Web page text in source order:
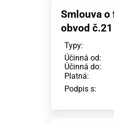
Smlouva o
obvod
Typy:
Účinná od:
Účinná do:
Platná:
Podpis s: